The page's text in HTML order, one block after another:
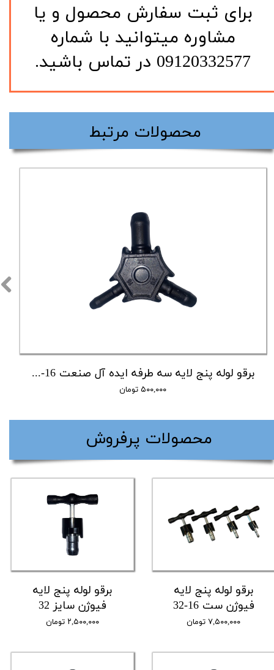
​برای ثبت سفارش محصول و یا
مشاوره میتوانید با شماره
09120332577 در تماس باشید.
​محصولات مرتبط
برقو لوله پنج لایه سه طرفه ایده آل صنعت 16-20-25
۵۰۰,۰۰۰ تومان
برقو لوله پنج لایه
فیوژن ست 16-32
۷,۵۰۰,۰۰۰ تومان
برقو لوله پنج لایه
فیوژن سایز 32
۲,۵۰۰,۰۰۰ تومان
​محصولات پرفروش